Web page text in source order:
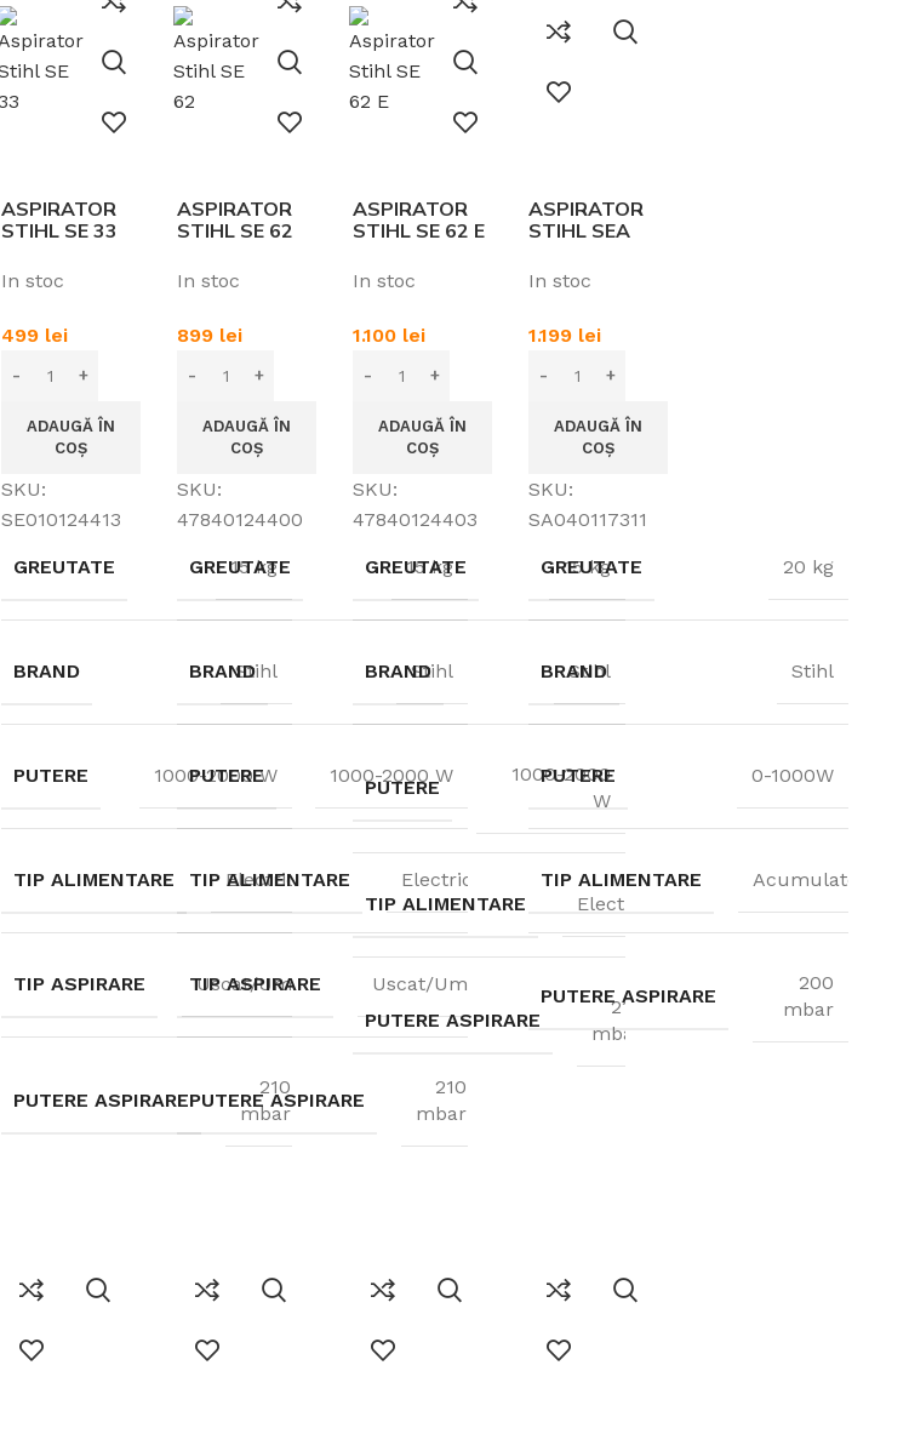
ASPIRATOR
STIHL SE 33
In stoc
499 lei
ADAUGĂ ÎN
COȘ
SKU:
SE010124413
GREUTATE 15 kg
BRAND Stihl
PUTERE 1000-2000 W
TIP ALIMENTARE Electric
TIP ASPIRARE Uscat/Umed
PUTERE ASPIRARE
210
mbar
ASPIRATOR
STIHL SE 62
In stoc
899 lei
ADAUGĂ ÎN
COȘ
SKU:
47840124400
GREUTATE 15 kg
BRAND Stihl
PUTERE 1000-2000 W
TIP ALIMENTARE Electric
TIP ASPIRARE Uscat/Umed
PUTERE ASPIRARE
210
mbar
ASPIRATOR
STIHL SE 62 E
In stoc
1.100 lei
ADAUGĂ ÎN
COȘ
SKU:
47840124403
GREUTATE 15 kg
BRAND Stihl
PUTERE
1000-2000
W
TIP ALIMENTARE Electric
PUTERE ASPIRARE
210
mbar
ASPIRATOR
STIHL SEA
SISTEM AP
SI
In stoc
1.199 lei
ADAUGĂ ÎN
COȘ
SKU:
SA040117311
GREUTATE 20 kg
BRAND Stihl
PUTERE 0-1000W
TIP ALIMENTARE Acumulatori
PUTERE ASPIRARE
200
mbar